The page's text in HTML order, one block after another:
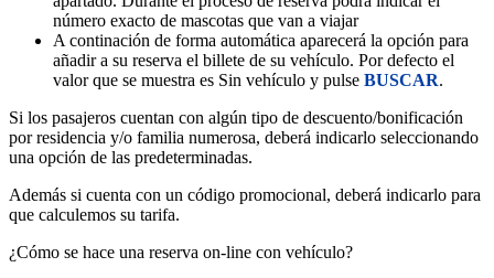
número exacto de mascotas que van a viajar
A continación de forma automática aparecerá la opción para
añadir a su reserva el billete de su vehículo. Por defecto el
valor que se muestra es Sin vehículo y pulse BUSCAR.
Si los pasajeros cuentan con algún tipo de descuento/bonificación
por residencia y/o familia numerosa, deberá indicarlo seleccionando
una opción de las predeterminadas.
Además si cuenta con un código promocional, deberá indicarlo para
que calculemos su tarifa.
¿Cómo se hace una reserva on-line con vehículo?